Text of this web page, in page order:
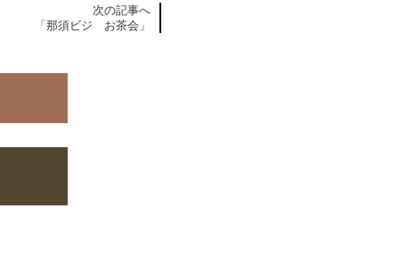
次の記事へ
「那須ビジ お茶会」